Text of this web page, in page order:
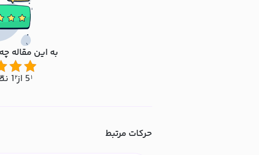
به این مقاله
5 از 1 نظر۱ ۲ ۳
حرکات مرتبط